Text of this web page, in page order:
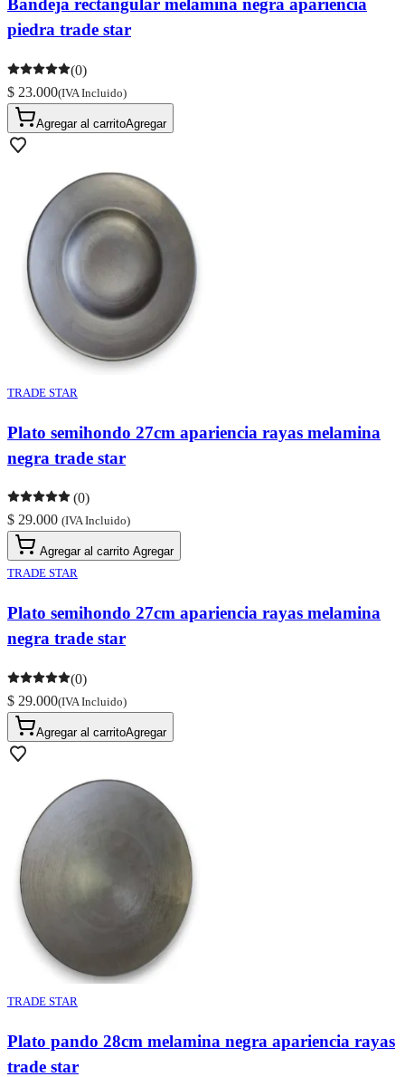
Bandeja rectangular melamina negra apariencia
piedra trade star
(0)
$ 23.000(IVA Incluido)
Agregar al carritoAgregar
TRADE STAR
Plato semihondo 27cm apariencia rayas melamina
negra trade star
(0)
$ 29.000 (IVA Incluido)
Agregar al carrito Agregar
TRADE STAR
Plato semihondo 27cm apariencia rayas melamina
negra trade star
(0)
$ 29.000(IVA Incluido)
Agregar al carritoAgregar
TRADE STAR
Plato pando 28cm melamina negra apariencia rayas
trade star